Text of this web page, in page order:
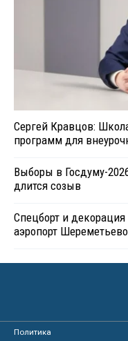
Сергей Кравцов:
программ для
Выборы в Госдуму-
длится созыв
Спецборт и
аэропорт Шереметьево
Политика